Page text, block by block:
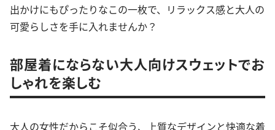
出かけにもぴったりなこの一枚で、リラックス感と大人の
可愛らしさを手に入れませんか？
部屋着にならない大人向けスウェットでお
しゃれを楽しむ
大人の女性だからこそ似合う、上質なデザインと快適な着